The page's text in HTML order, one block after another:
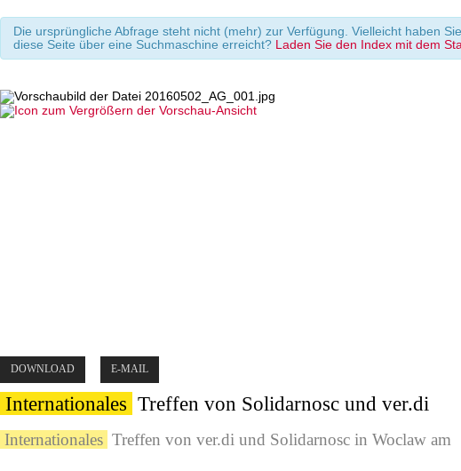
Die ursprüngliche Abfrage steht nicht (mehr) zur Verfügung. Vielleicht haben
diese Seite über eine Suchmaschine erreicht? Laden Sie den Index mit dem
DOWNLOAD E-MAIL
Internationales Treffen von Solidarnosc und ver.di
Internationales Treffen von ver.di und Solidarnosc in Woclaw am